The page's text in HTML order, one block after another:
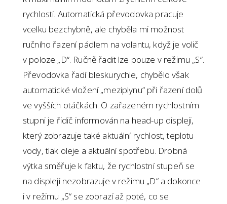
rychlosti. Automatická převodovka pracuje
vcelku bezchybně, ale chyběla mi možnost
ručního řazení pádlem na volantu, když je volič
v poloze „D“. Ručně řadit lze pouze v režimu „S“.
Převodovka řadí bleskurychle, chybělo však
automatické vložení „meziplynu“ při řazení dolů
ve vyšších otáčkách. O zařazeném rychlostním
stupni je řidič informován na head-up displeji,
který zobrazuje také aktuální rychlost, teplotu
vody, tlak oleje a aktuální spotřebu. Drobná
výtka směřuje k faktu, že rychlostní stupeň se
na displeji nezobrazuje v režimu „D“ a dokonce
i v režimu „S“ se zobrazí až poté, co se